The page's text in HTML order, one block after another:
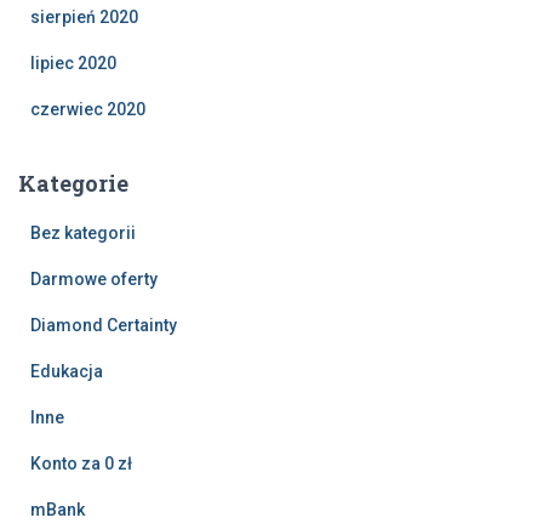
sierpień 2020
lipiec 2020
czerwiec 2020
Kategorie
Bez kategorii
Darmowe oferty
Diamond Certainty
Edukacja
Inne
Konto za 0 zł
mBank